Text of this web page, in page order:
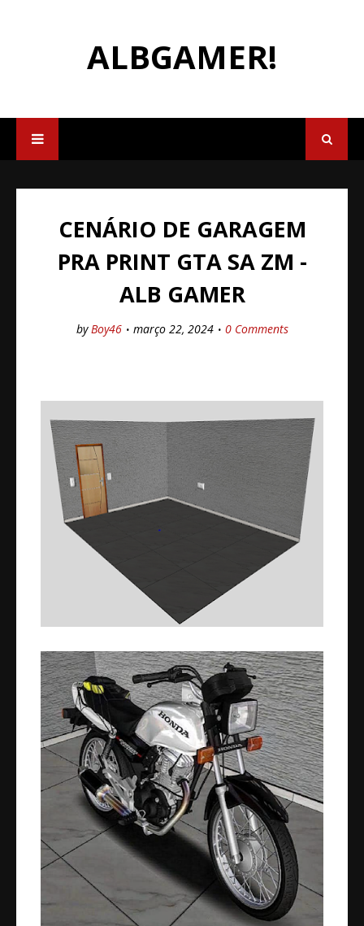
ALBGAMER!
CENÁRIO DE GARAGEM
PRA PRINT GTA SA ZM -
ALB GAMER
by Boy46 março 22, 2024 0 Comments